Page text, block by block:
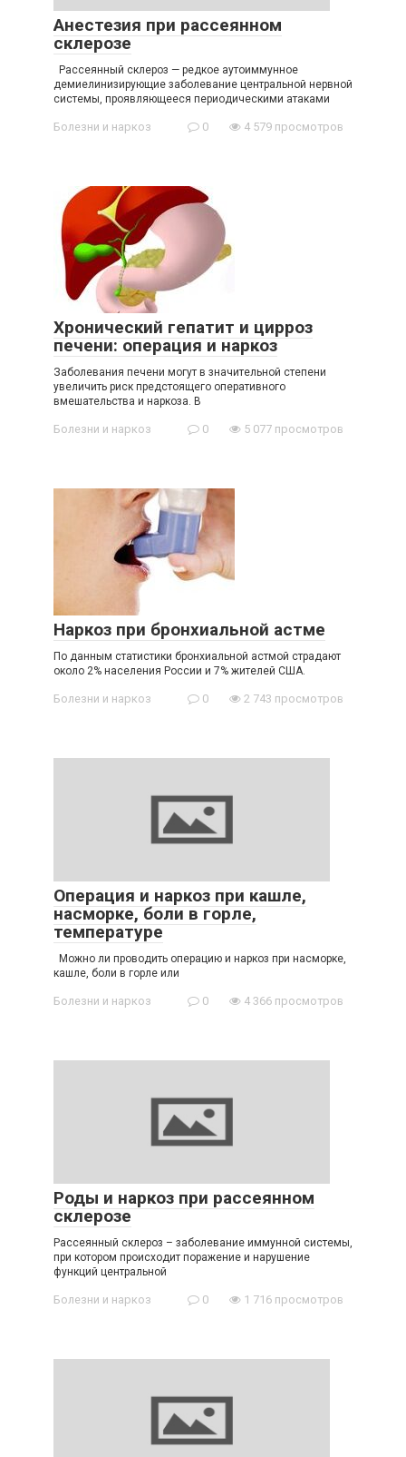
Анестезия при рассеянном
склерозе
Рассеянный склероз — редкое аутоиммунное
демиелинизирующие заболевание центральной нервной
системы, проявляющееся периодическими атаками
Болезни и наркоз 0 4 579 просмотров
Хронический гепатит и цирроз
печени: операция и наркоз
Заболевания печени могут в значительной степени
увеличить риск предстоящего оперативного
вмешательства и наркоза. В
Болезни и наркоз 0 5 077 просмотров
Наркоз при бронхиальной астме
По данным статистики бронхиальной астмой страдают
около 2% населения России и 7% жителей США.
Болезни и наркоз 0 2 743 просмотров
Операция и наркоз при кашле,
насморке, боли в горле,
температуре
Можно ли проводить операцию и наркоз при насморке,
кашле, боли в горле или
Болезни и наркоз 0 4 366 просмотров
Роды и наркоз при рассеянном
склерозе
Рассеянный склероз – заболевание иммунной системы,
при котором происходит поражение и нарушение
функций центральной
Болезни и наркоз 0 1 716 просмотров